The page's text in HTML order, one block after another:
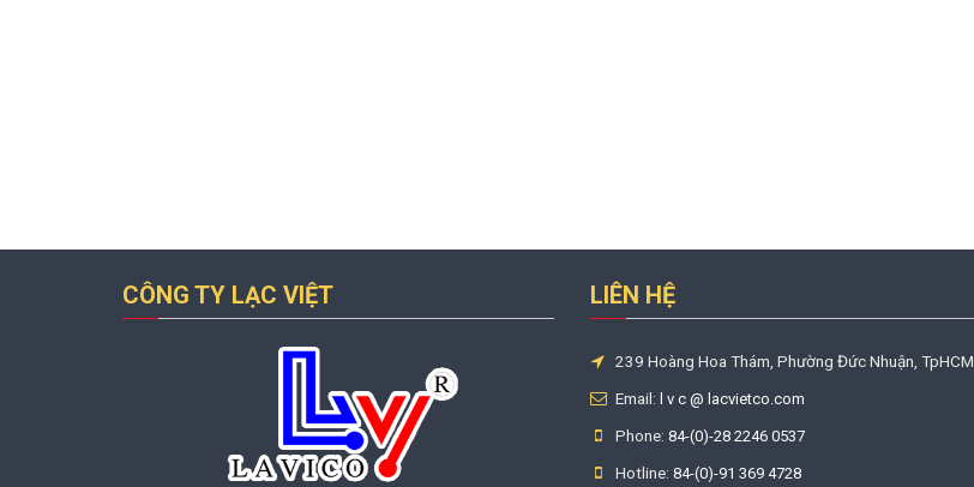
CÔNG TY LẠC VIỆT LIÊN HỆ
239 Hoàng Hoa Thám, Phường Đức Nhuận, TpHCM
Email: l v c @ lacvietco.com
Phone: 84-(0)-28 2246 0537
Hotline: 84-(0)-91 369 4728